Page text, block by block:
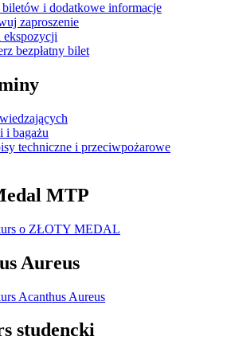
i dodatkowe informacje
zaproszenie
ekspozycji
bezpłatny bilet
i bagażu
techniczne i przeciwpożarowe
MTP
o ZŁOTY MEDAL
Aureus
Acanthus Aureus
studencki